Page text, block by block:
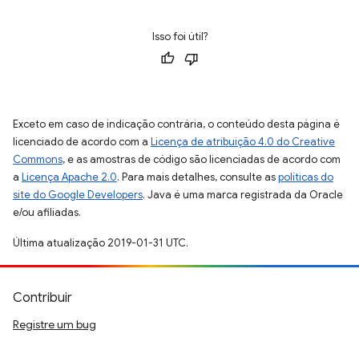
Isso foi útil?
Exceto em caso de indicação contrária, o conteúdo desta página é
licenciado de acordo com a Licença de atribuição 4.0 do Creative
Commons, e as amostras de código são licenciadas de acordo com
a Licença Apache 2.0. Para mais detalhes, consulte aspolíticas do
site do Google Developers. Java é uma marca registrada da Oracle
e/ou afiliadas.
Última atualização 2019-01-31 UTC.
Contribuir
Registre um bug